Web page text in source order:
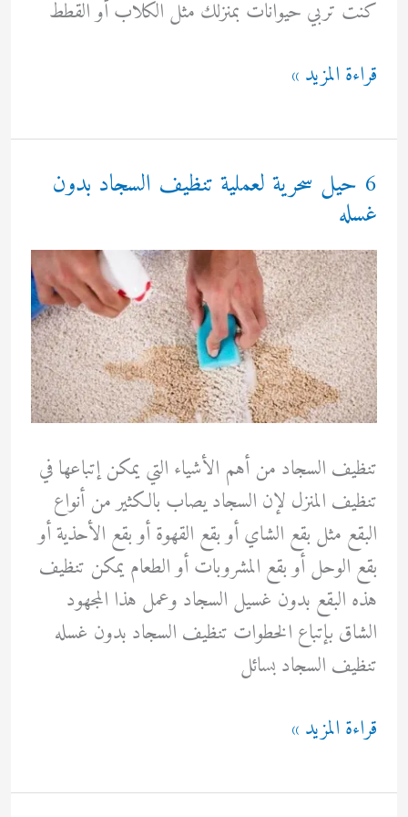
كنت تربي حيوانات بمنزلك مثل الكلاب أو القطط
العثة
التتخلص
منها
والقضاء
بشكل
تام
قراءة المزيد »
6 حيل سحرية لعملية تنظيف السجاد بدون
غسله
تنظيف السجاد من أهم الأشياء التي يمكن إتباعها في
تنظيف المنزل لإن السجاد يصاب بالكثير من أنواع
البقع مثل بقع الشاي أو بقع القهوة أو بقع الأحذية أو
بقع الوحل أو بقع المشروبات أو الطعام يمكن تنظيف
هذه البقع بدون غسيل السجاد وعمل هذا المجهود
الشاق بإتباع الخطوات تنظيف السجاد بدون غسله
تنظيف السجاد بسائل
6
سحرية
قراءة المزيد »